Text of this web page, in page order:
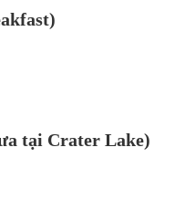
tại Crater Lake)